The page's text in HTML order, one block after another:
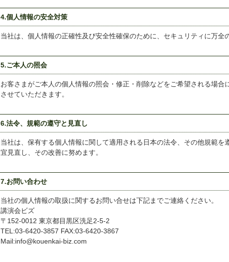
4.個人情報の安全対策
当社は、個人情報の正確性及び安全性確保のために、セキュリティに万全
5.ご本人の照会
お客さまがご本人の個人情報の照会・修正・削除などをご希望される場
させていただきます。
6.法令、規範の遵守と見直し
当社は、保有する個人情報に関して適用される日本の法令、その他規範を
宜見直し、その改善に努めます。
7.お問い合わせ
当社の個人情報の取扱に関するお問い合せは下記までご連絡ください。
講演会ビズ
〒152-0012 東京都目黒区洗足2-5-2
TEL:03-6420-3857 FAX:03-6420-3867
Mail:info@kouenkai-biz.com